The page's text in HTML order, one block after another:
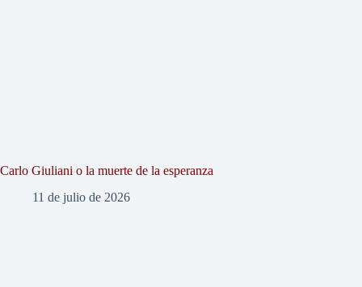
Carlo Giuliani o la muerte de la esperanza
11 de julio de 2026